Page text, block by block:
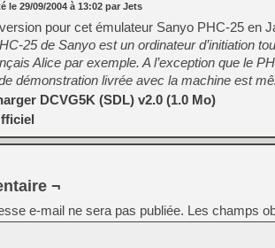
le 29/09/2004 à 13:02 par Jets
pour cet émulateur Sanyo PHC-25 en
25 de Sanyo est un ordinateur d’initiation
Alice par exemple. A l’exception que le
démonstration livrée avec la machine est
DCVG5K (SDL) v2.0 (1.0 Mo)
¬
e-mail ne sera pas publiée. Les champs